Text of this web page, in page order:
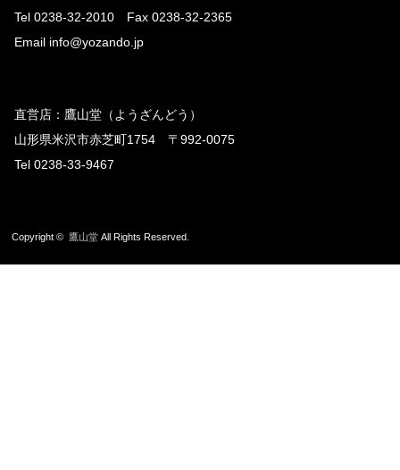
Tel 0238-32-2010 Fax 0238-32-2365
Email info@yozando.jp
直営店：鷹山堂（ようざんどう）
山形県米沢市赤芝町1754 〒992-0075
Tel 0238-33-9467
Copyright © 鷹山堂 All Rights Reserved.